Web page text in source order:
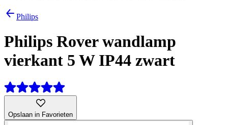
Philips
Philips Rover wandlamp
vierkant 5 W IP44 zwart
Opslaan in Favorieten